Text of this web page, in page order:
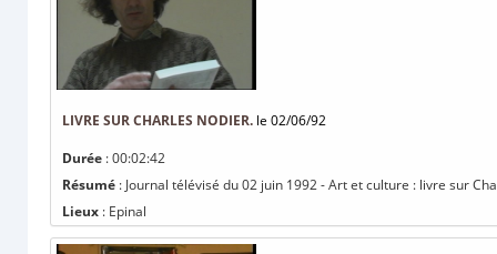
LIVRE SUR CHARLES NODIER. le 02/06/92
Durée : 00:02:42
Résumé : Journal télévisé du 02 juin 1992 - Art et culture : livre sur
Lieux : Epinal